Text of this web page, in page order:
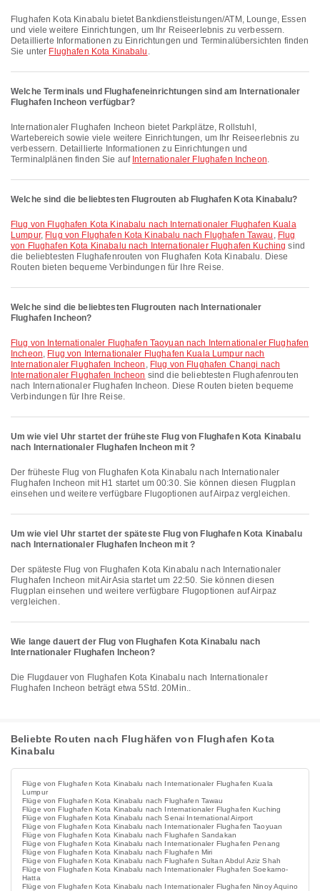
Flughafen Kota Kinabalu bietet Bankdienstleistungen/ATM, Lounge, Essen
und viele weitere Einrichtungen, um Ihr Reiseerlebnis zu verbessern.
Detaillierte Informationen zu Einrichtungen und Terminalübersichten finden
Sie unter Flughafen Kota Kinabalu .
Welche Terminals und Flughafeneinrichtungen sind am Internationaler
Flughafen Incheon verfügbar?
Internationaler Flughafen Incheon bietet Parkplätze, Rollstuhl,
Wartebereich sowie viele weitere Einrichtungen, um Ihr Reiseerlebnis zu
verbessern. Detaillierte Informationen zu Einrichtungen und
Terminalplänen finden Sie auf Internationaler Flughafen Incheon.
Welche sind die beliebtesten Flugrouten ab Flughafen Kota Kinabalu?
Flug von Flughafen Kota Kinabalu nach Internationaler Flughafen Kuala
Lumpur, Flug von Flughafen Kota Kinabalu nach Flughafen Tawau , Flug
von Flughafen Kota Kinabalu nach Internationaler Flughafen Kuching sind
die beliebtesten Flughafenrouten von Flughafen Kota Kinabalu. Diese
Routen bieten bequeme Verbindungen für Ihre Reise.
Welche sind die beliebtesten Flugrouten nach Internationaler
Flughafen Incheon?
Flug von Internationaler Flughafen Taoyuan nach Internationaler Flughafen
Incheon, Flug von Internationaler Flughafen Kuala Lumpur nach
Internationaler Flughafen Incheon , Flug von Flughafen Changi nach
Internationaler Flughafen Incheon sind die beliebtesten Flughafenrouten
nach Internationaler Flughafen Incheon. Diese Routen bieten bequeme
Verbindungen für Ihre Reise.
Um wie viel Uhr startet der früheste Flug von Flughafen Kota Kinabalu
nach Internationaler Flughafen Incheon mit ?
Der früheste Flug von Flughafen Kota Kinabalu nach Internationaler
Flughafen Incheon mit H1 startet um 00:30. Sie können diesen Flugplan
einsehen und weitere verfügbare Flugoptionen auf Airpaz vergleichen.
Um wie viel Uhr startet der späteste Flug von Flughafen Kota Kinabalu
nach Internationaler Flughafen Incheon mit ?
Der späteste Flug von Flughafen Kota Kinabalu nach Internationaler
Flughafen Incheon mit AirAsia startet um 22:50. Sie können diesen
Flugplan einsehen und weitere verfügbare Flugoptionen auf Airpaz
vergleichen.
Wie lange dauert der Flug von Flughafen Kota Kinabalu nach
Internationaler Flughafen Incheon?
Die Flugdauer von Flughafen Kota Kinabalu nach Internationaler
Flughafen Incheon beträgt etwa 5Std. 20Min..
Beliebte Routen nach Flughäfen von Flughafen Kota
Kinabalu
Flüge von Flughafen Kota Kinabalu nach Internationaler Flughafen Kuala
Lumpur
Flüge von Flughafen Kota Kinabalu nach Flughafen Tawau
Flüge von Flughafen Kota Kinabalu nach Internationaler Flughafen Kuching
Flüge von Flughafen Kota Kinabalu nach Senai International Airport
Flüge von Flughafen Kota Kinabalu nach Internationaler Flughafen Taoyuan
Flüge von Flughafen Kota Kinabalu nach Flughafen Sandakan
Flüge von Flughafen Kota Kinabalu nach Internationaler Flughafen Penang
Flüge von Flughafen Kota Kinabalu nach Flughafen Miri
Flüge von Flughafen Kota Kinabalu nach Flughafen Sultan Abdul Aziz Shah
Flüge von Flughafen Kota Kinabalu nach Internationaler Flughafen Soekarno-
Hatta
Flüge von Flughafen Kota Kinabalu nach Internationaler Flughafen Ninoy Aquino